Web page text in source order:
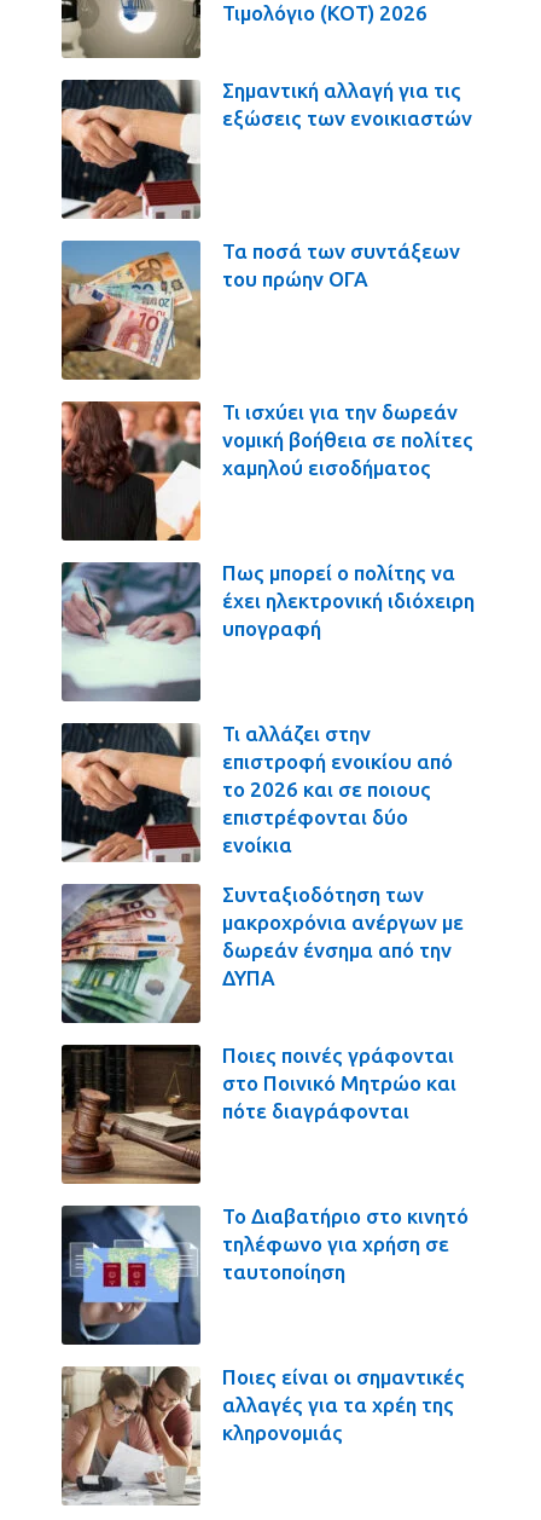
Τιμολόγιο (ΚΟΤ) 2026
Σημαντική αλλαγή για τις
εξώσεις των ενοικιαστών
Τα ποσά των συντάξεων
του πρώην ΟΓΑ
Τι ισχύει για την δωρεάν
νομική βοήθεια σε πολίτες
χαμηλού εισοδήματος
Πως μπορεί ο πολίτης να
έχει ηλεκτρονική ιδιόχειρη
υπογραφή
Τι αλλάζει στην
επιστροφή ενοικίου από
το 2026 και σε ποιους
επιστρέφονται δύο
ενοίκια
Συνταξιοδότηση των
μακροχρόνια ανέργων με
δωρεάν ένσημα από την
ΔΥΠΑ
Ποιες ποινές γράφονται
στο Ποινικό Μητρώο και
πότε διαγράφονται
Το Διαβατήριο στο κινητό
τηλέφωνο για χρήση σε
ταυτοποίηση
Ποιες είναι οι σημαντικές
αλλαγές για τα χρέη της
κληρονομιάς